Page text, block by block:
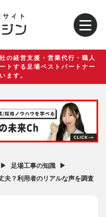
の経営支援・営業代行・職人
トする足場ベストパートナー
ます。
▶︎ 足場工事の知識 ▶︎
夫？利用者のリアルな声を調査